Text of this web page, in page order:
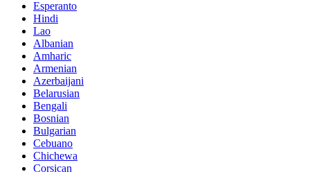
Esperanto
Hindi
Lao
Albanian
Amharic
Armenian
Azerbaijani
Belarusian
Bengali
Bosnian
Bulgarian
Cebuano
Chichewa
Corsican